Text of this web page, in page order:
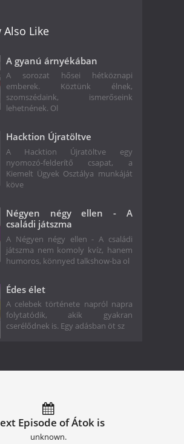
Also Like
A gyanú árnyékában
A sorozat hősei hétköznapi
emberek. Köztünk élnek,
szomszédaink, ismerőseink
lehetnének. Ol
Hacktion Újratöltve
A Hacktion Újratöltve egy
nyomozó-felderítő csapat, a
Kiemelt Ügyek Osztálya munkáját
köve
Négyen négy ellen - A
családi játszma
A Négyen négy ellen - A családi
játszma nem komoly kvíz, hanem
humoros, könnyed talkshow-ba ol
Édes élet
A celebek története napról napra
folytatódik, akik gyakran
cserélődnek is. Egy adásban öt sz
Episode of Átok is
unknown.